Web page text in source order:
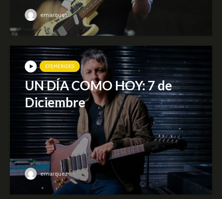
emarquez
EFEMÉRIDES
UN DÍA COMO HOY: 7 de
Diciembre
emarquez